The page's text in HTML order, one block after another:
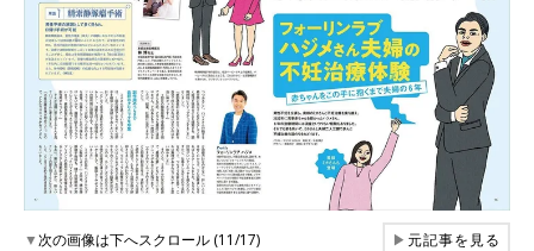
▼次の画像は下へスクロール (11/17) ▶元記事を見る